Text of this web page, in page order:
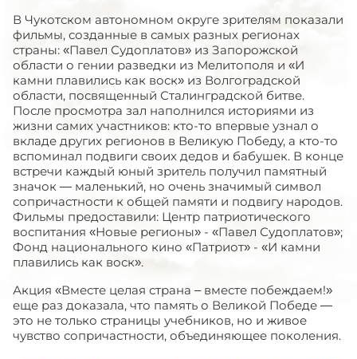
В Чукотском автономном округе зрителям показали
фильмы, созданные в самых разных регионах
страны: «Павел Судоплатов» из Запорожской
области о гении разведки из Мелитополя и «И
камни плавились как воск» из Волгоградской
области, посвященный Сталинградской битве.
После просмотра зал наполнился историями из
жизни самих участников: кто-то впервые узнал о
вкладе других регионов в Великую Победу, а кто-то
вспоминал подвиги своих дедов и бабушек. В конце
встречи каждый юный зритель получил памятный
значок — маленький, но очень значимый символ
сопричастности к общей памяти и подвигу народов.
Фильмы предоставили: Центр патриотического
воспитания «Новые регионы» - «Павел Судоплатов»;
Фонд национального кино «Патриот» - «И камни
плавились как воск».
Акция «Вместе целая страна – вместе побеждаем!»
еще раз доказала, что память о Великой Победе —
это не только страницы учебников, но и живое
чувство сопричастности, объединяющее поколения.